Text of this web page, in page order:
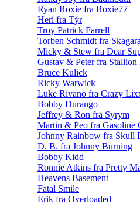
Ryan Roxie fra Roxie77
Heri fra Týr
Troy Patrick Farrell
Torben Schmidt fra
Micky & Stew fra Dear
Gustav & Peter fra Stallion
Bruce Kulick
Ricky Warwick
Luke Rivano fra Crazy
Bobby Durango
Jeffrey & Ron fra Syrym
Martin & Peo fra Gasoline
Johnny Rainbow fra Skull
D. B. fra Johnny Burning
Bobby Kidd
Ronnie Atkins fra Pretty
Heavens Basement
Fatal Smile
Erik fra Overloaded